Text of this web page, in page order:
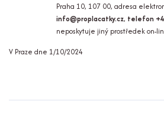
Praha 10, 107 00, adresa
info@proplacatky.cz, telefon
neposkytuje jiný prostředek on-
V Praze dne 1/10/2024